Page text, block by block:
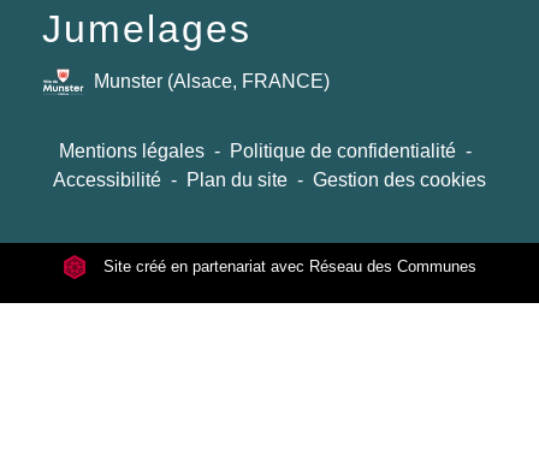
Jumelages
Munster (Alsace, FRANCE)
Mentions légales - Politique de confidentialité -
Accessibilité - Plan du site - Gestion des cookies
Site créé en partenariat avec Réseau des Communes